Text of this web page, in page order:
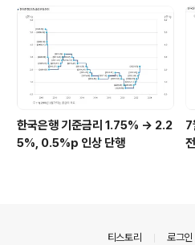
한국은행 기준금리 1.75% → 2.2
5%, 0.5%p 인상 단행
7
티스토리 로그인